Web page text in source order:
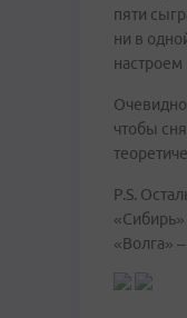
пяти
ни в
настроем
чтобы
P.S.
«Сибирь»
«Волга»